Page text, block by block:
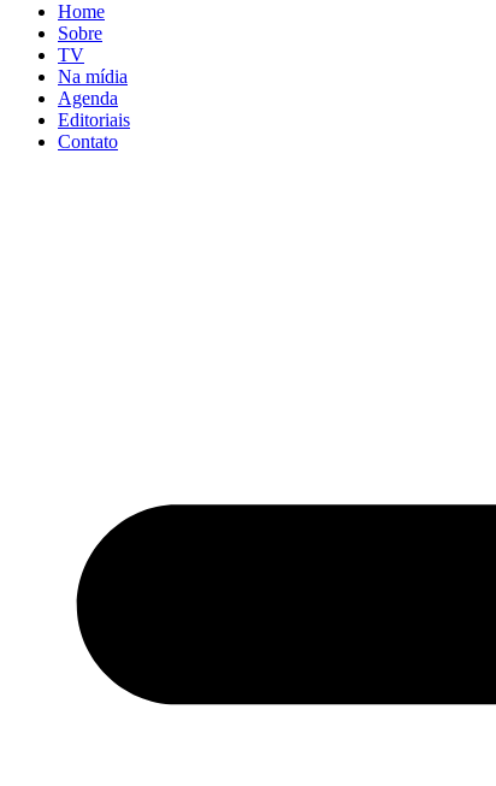
Home
Sobre
TV
Na mídia
Agenda
Editoriais
Contato